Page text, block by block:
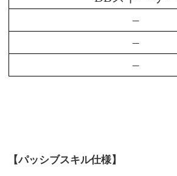
–
–
–
【パッシブスキル仕様】